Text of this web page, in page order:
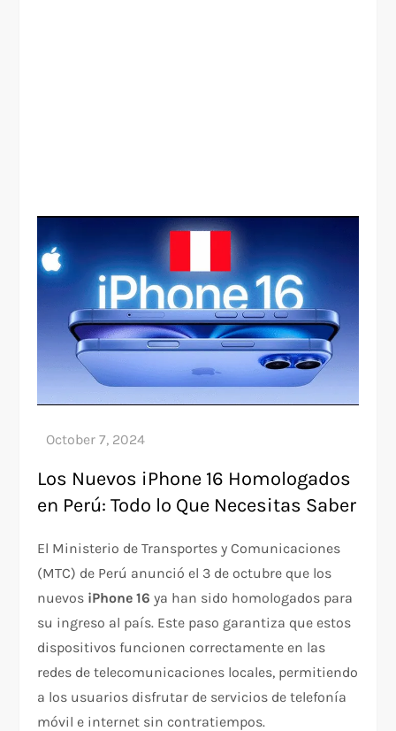
Los Nuevos iPhone 16 Homologados
en Perú: Todo lo Que Necesitas Saber
El Ministerio de Transportes y Comunicaciones
(MTC) de Perú anunció el 3 de octubre que los
nuevos iPhone 16 ya han sido homologados para
su ingreso al país. Este paso garantiza que estos
dispositivos funcionen correctamente en las
redes de telecomunicaciones locales, permitiendo
a los usuarios disfrutar de servicios de telefonía
móvil e internet sin contratiempos.